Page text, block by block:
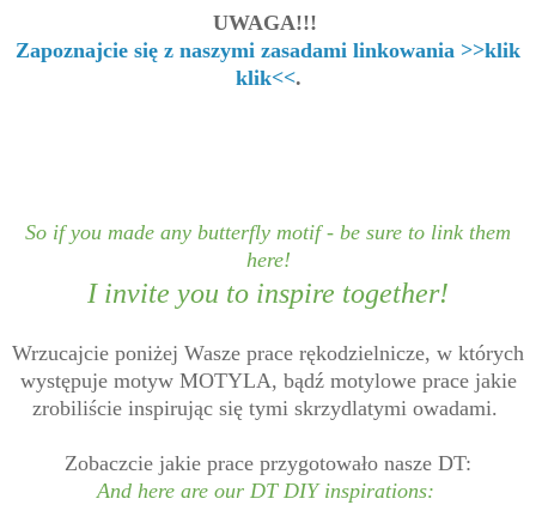
UWAGA!!!
Zapoznajcie się z naszymi zasadami linkowania >>klik
klik<<.
So if you made any butterfly motif - be sure to link them
here!
I invite you to inspire together!
Wrzucajcie poniżej Wasze prace rękodzielnicze, w których
występuje motyw MOTYLA, bądź motylowe prace jakie
zrobiliście inspirując się tymi skrzydlatymi owadami.
Zobaczcie jakie prace przygotowało nasze DT:
And here are our DT DIY inspirations: